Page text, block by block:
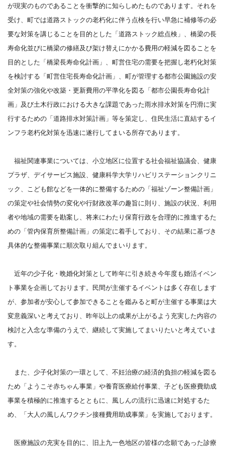
が現実のものであることを衝撃的に知らしめたものであります。それを
受け、町では道路ストックの老朽化に伴う点検を行い早急に補修等の必
要な対策を講じることを目的とした「道路ストック総点検」、橋梁の長
寿命化並びに橋梁の修繕及び架け替えにかかる費用の軽減を図ることを
目的とした「橋梁長寿命化計画」、町営住宅の需要を把握し老朽化対策
を検討する「町営住宅長寿命化計画」、町が管理する都市公園施設の安
全対策の強化や改築・更新費用の平準化を図る「都市公園長寿命化計
画」及び土木行政における大きな課題であった雨水排水対策を円滑に実
行するための「道路排水対策計画」等を策定し、住民生活に直結するイ
ンフラ老朽化対策を迅速に遂行してまいる所存であります。
福祉関連事業については、小立地区に位置する社会福祉協議会、健康
プラザ、デイサービス施設、健康科学大学リハビリステーションクリニ
ック、こども館などを一体的に整備するための「福祉ゾーン整備計画」
の策定や社会情勢の変化や行財政改革の趣旨に則り、施設の状況、利用
者や地域の需要を勘案し、将来にわたり保育行政を合理的に推進するた
めの「管内保育所整備計画」の策定に着手しており、その結果に基づき
具体的な整備事業に順次取り組んでまいります。
近年の少子化・晩婚化対策として昨年に引き続き今年度も婚活イベン
ト事業を企画しております。民間が主催するイベントは多く存在します
が、参加者が安心して参加できることを鑑みると町が主催する事業は大
変意義深いと考えており、昨年以上の成果が上がるよう充実した内容の
検討と入念な準備のうえで、継続して実施してまいりたいと考えていま
す。
また、少子化対策の一環として、不妊治療の経済的負担の軽減を図る
ため「ようこそ赤ちゃん事業」や養育医療給付事業、子ども医療費助成
事業を積極的に推進するとともに、風しんの流行に迅速に対処するた
め、「大人の風しんワクチン接種費用助成事業」を実施しております。
医療施設の充実を目的に、旧上九一色地区の皆様の念願であった診療